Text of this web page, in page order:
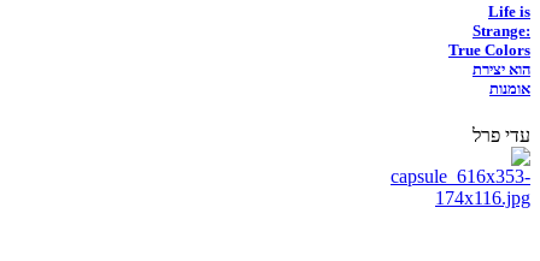
Life is
Strange:
True Colors
הוא יצירת
אומנות
עדי פרל